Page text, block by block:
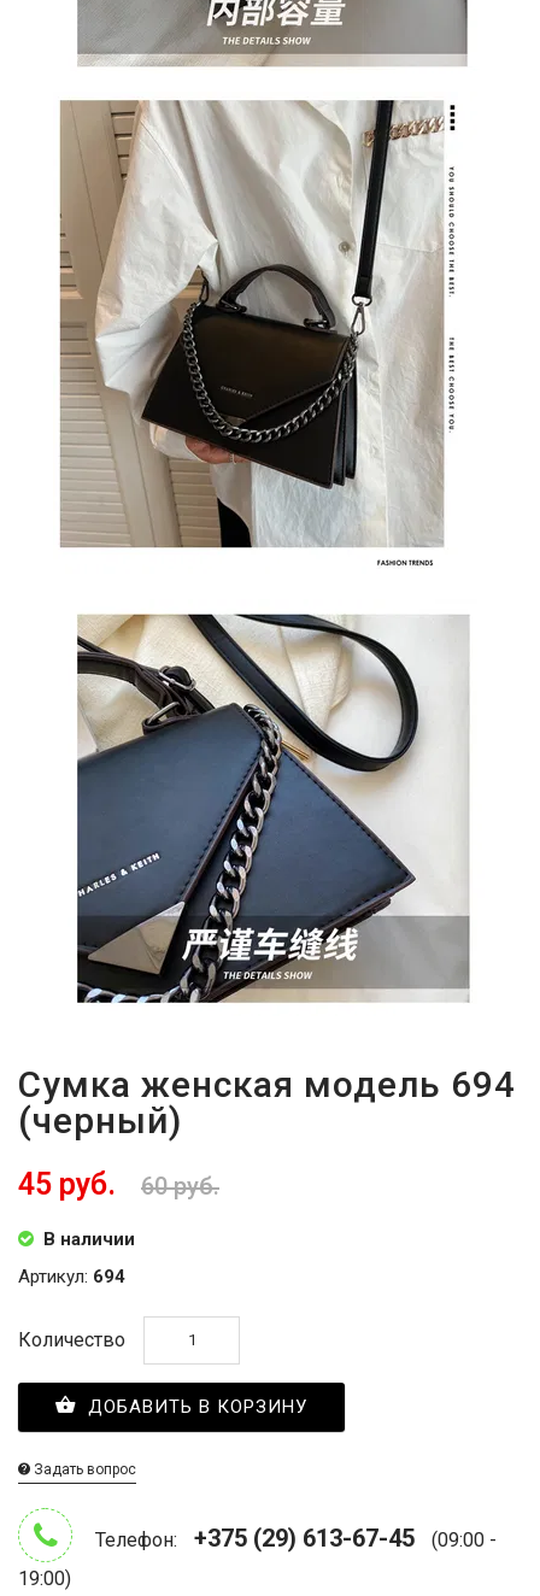
Сумка женская модель 694
(черный)
45 руб. 60 руб.
В наличии
Артикул: 694
Количество
ДОБАВИТЬ В КОРЗИНУ
Задать вопрос
Телефон: +375 (29) 613-67-45
(09:00 -
19:00)